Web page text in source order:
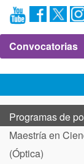
Convocatorias
Programas de
Maestría en
(Óptica)